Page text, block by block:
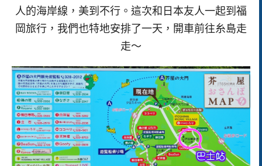
人的海岸線，美到不行。這次和日本友人一起到福
岡旅行，我們也特地安排了一天，開車前往糸島走
走～